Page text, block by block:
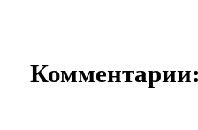
Комментарии: